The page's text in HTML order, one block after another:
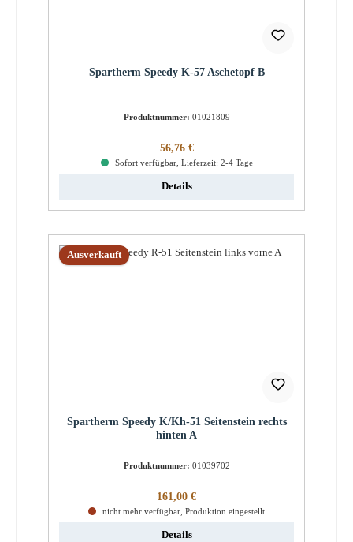
Spartherm Speedy K-57 Aschetopf B
Produktnummer: 01021809
Regulärer Preis:
56,76 €
Sofort verfügbar, Lieferzeit: 2-4 Tage
Details
Ausverkauft
Spartherm Speedy K/Kh-51 Seitenstein rechts
hinten A
Produktnummer: 01039702
Regulärer Preis:
161,00 €
nicht mehr verfügbar, Produktion eingestellt
Details